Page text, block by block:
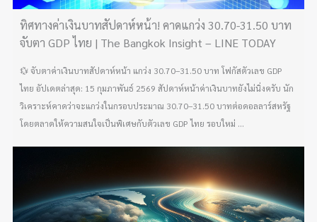
ทิศทางค่าเงินบาทสัปดาห์หน้า! คาดแกว่ง 30.70-31.50 บาท
จับตา GDP ไทย | The Bangkok Insight – LINE TODAY
💱 จับตาค่าเงินบาทสัปดาห์หน้า แกว่ง 30.70–31.50 บาท โฟกัสตัวเลข GDP
ไทย อัปเดตล่าสุด: 15 กุมภาพันธ์ 2569 สัปดาห์หน้าค่าเงินบาทยังไม่นิ่งครับ นัก
วิเคราะห์คาดว่าจะแกว่งในกรอบประมาณ 30.70–31.50 บาทต่อดอลลาร์สหรัฐ
โดยตลาดให้ความสนใจเป็นพิเศษกับตัวเลข GDP ไทย รอบใหม่ ...